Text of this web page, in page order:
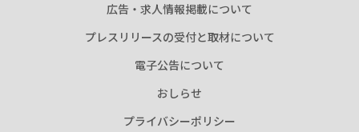
広告・求人情報掲載について
プレスリリースの受付と取材について
電子公告について
おしらせ
プライバシーポリシー